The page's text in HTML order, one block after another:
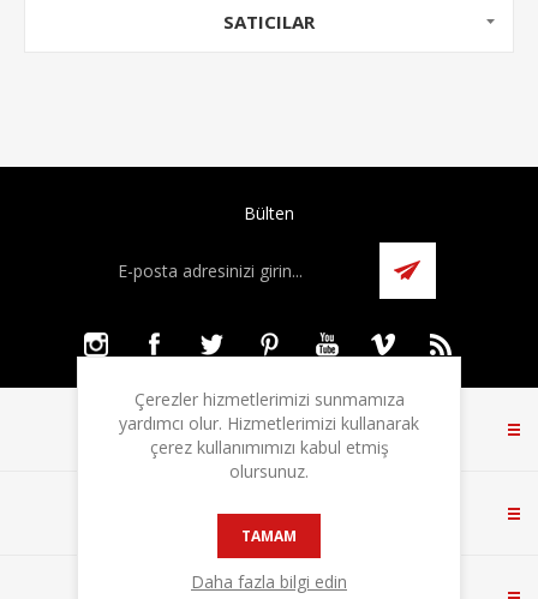
SATICILAR
Bülten
BILGI
MÜŞTERI HIZMETLERI
Çerezler hizmetlerimizi sunmamıza
yardımcı olur. Hizmetlerimizi kullanarak
çerez kullanımımızı kabul etmiş
olursunuz.
TAMAM
Daha fazla bilgi edin